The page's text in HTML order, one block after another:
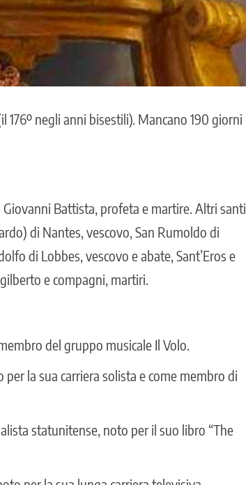
176º negli anni bisestili). Mancano 190 giorni
Battista, profeta e martire. Altri santi
di Nantes, vescovo, San Rumoldo di
di Lobbes, vescovo e abate, Sant’Eros e
e compagni, martiri.
del gruppo musicale Il Volo.
la sua carriera solista e come membro di
statunitense, noto per il suo libro “The